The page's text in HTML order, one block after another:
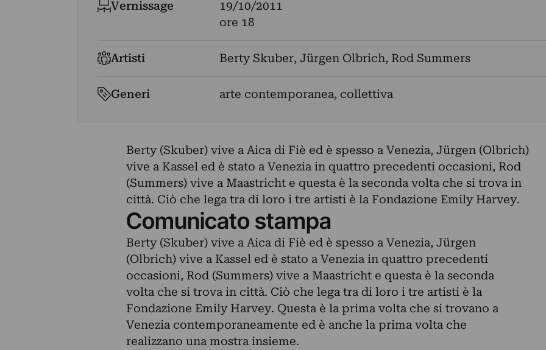
Vernissage
19/10/2011
ore 18
Artisti Berty Skuber, Jürgen Olbrich, Rod Summers
Generi arte contemporanea, collettiva
Berty (Skuber) vive a Aica di Fiè ed è spesso a Venezia, Jürgen (Olbrich)
vive a Kassel ed è stato a Venezia in quattro precedenti occasioni, Rod
(Summers) vive a Maastricht e questa è la seconda volta che si trova in
città. Ciò che lega tra di loro i tre artisti è la Fondazione Emily Harvey.
Comunicato stampa
Berty (Skuber) vive a Aica di Fiè ed è spesso a Venezia, Jürgen
(Olbrich) vive a Kassel ed è stato a Venezia in quattro precedenti
occasioni, Rod (Summers) vive a Maastricht e questa è la seconda
volta che si trova in città. Ciò che lega tra di loro i tre artisti è la
Fondazione Emily Harvey. Questa è la prima volta che si trovano a
Venezia contemporaneamente ed è anche la prima volta che
realizzano una mostra insieme.